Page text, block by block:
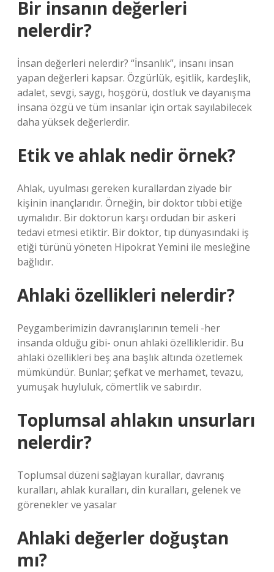
Bir insanın değerleri
nelerdir?
İnsan değerleri nelerdir? “İnsanlık”, insanı insan
yapan değerleri kapsar. Özgürlük, eşitlik, kardeşlik,
adalet, sevgi, saygı, hoşgörü, dostluk ve dayanışma
insana özgü ve tüm insanlar için ortak sayılabilecek
daha yüksek değerlerdir.
Etik ve ahlak nedir örnek?
Ahlak, uyulması gereken kurallardan ziyade bir
kişinin inançlarıdır. Örneğin, bir doktor tıbbi etiğe
uymalıdır. Bir doktorun karşı ordudan bir askeri
tedavi etmesi etiktir. Bir doktor, tıp dünyasındaki iş
etiği türünü yöneten Hipokrat Yemini ile mesleğine
bağlıdır.
Ahlaki özellikleri nelerdir?
Peygamberimizin davranışlarının temeli -her
insanda olduğu gibi- onun ahlaki özellikleridir. Bu
ahlaki özellikleri beş ana başlık altında özetlemek
mümkündür. Bunlar; şefkat ve merhamet, tevazu,
yumuşak huyluluk, cömertlik ve sabırdır.
Toplumsal ahlakın unsurları
nelerdir?
Toplumsal düzeni sağlayan kurallar, davranış
kuralları, ahlak kuralları, din kuralları, gelenek ve
görenekler ve yasalar
Ahlaki değerler doğuştan
mı?